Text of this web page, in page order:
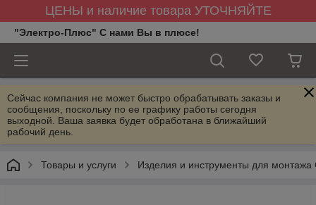
ЦЕНЫ и наличие товара УТОЧНЯЙТЕ
"Электро-Плюс" С нами Вы в плюсе!
Сейчас компания не может быстро обрабатывать заказы и
сообщения, поскольку по ее графику работы сегодня
выходной. Ваша заявка будет обработана в ближайший
рабочий день.
Товары и услуги Изделия и инструменты для